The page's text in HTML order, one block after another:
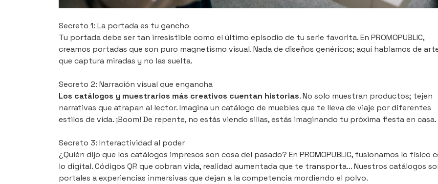
Secreto 1: La portada es tu gancho
Tu portada debe ser tan irresistible como el último episodio de tu serie favorita. En PROMOPUBLIC,
creamos portadas que son puro magnetismo visual. Nada de diseños genéricos; aquí hablamos de
que captura miradas y no las suelta.
Secreto 2: Narración visual que engancha
Los catálogos y muestrarios más creativos cuentan historias. No solo muestran productos; tejen
narrativas que atrapan al lector. Imagina un catálogo de muebles que te lleva de viaje por diferentes
estilos de vida. ¡Boom! De repente, no estás viendo sillas, estás imaginando tu próxima fiesta en casa.
Secreto 3: Interactividad al poder
¿Quién dijo que los catálogos impresos son cosa del pasado? En PROMOPUBLIC, fusionamos lo físico
lo digital. Códigos QR que cobran vida, realidad aumentada que te transporta… Nuestros catálogos
portales a experiencias inmersivas que dejan a la competencia mordiendo el polvo.